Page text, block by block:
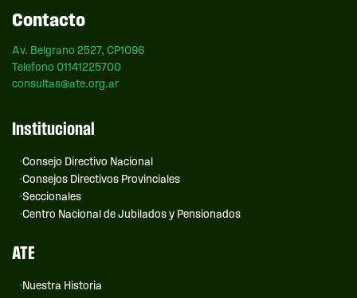
Contacto
Av. Belgrano 2527, CP1096
Telefono 01141225700
consultas@ate.org.ar
Institucional
Consejo Directivo Nacional
Consejos Directivos Provinciales
Seccionales
Centro Nacional de Jubilados y Pensionados
ATE
Nuestra Historia